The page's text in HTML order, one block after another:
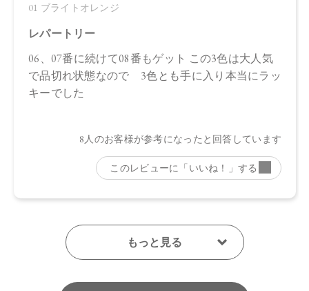
Make↗Kitchen 2023/7/29
舗にお問い合わせください。
※発売日は予告なく変更する可能性がございます。予めご了
承ください。
※通常はご注文より１～３営業日での発送となります。
ますので予めご了承ください。
●パッケージはリニューアル等の理由により、写真と異なる場
●パッケージのリニューアル等の理由により、成分・処方が記
●予告なくパッケージ仕様が変更になる場合がございます。